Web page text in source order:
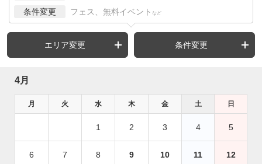
条件変更 フェス、無料イベント など
エリア変更 条件変更
4月
月 火 水 木 金 土 日
1 2 3 4 5
6 7 8 9 10 11 12